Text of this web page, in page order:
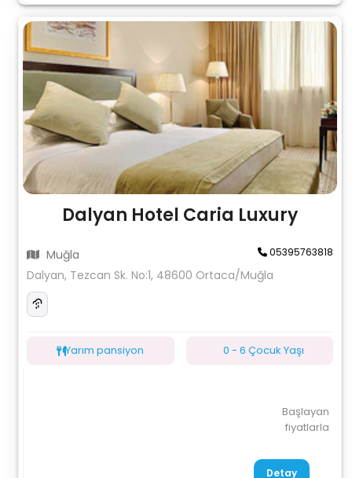
Dalyan Hotel Caria Luxury
Muğla 05395763818
Dalyan, Tezcan Sk. No:1, 48600 Ortaca/Muğla
Yarım pansiyon 0 - 6 Çocuk Yaşı
Başlayan
fiyatlarla
Detay